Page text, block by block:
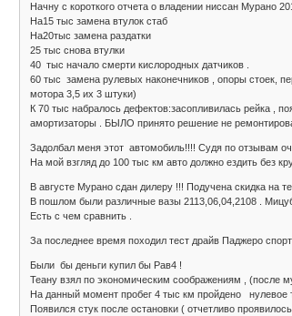
Начну с короткого отчета о владении ниссан Мурано
На15 тыс замена втулок стаб
На20тыс замена раздатки
25 тыс снова втулки
40 тыс начало смерти кислородных датчиков .
60 тыс замена рулевых наконечников , опоры стоек,
мотора 3,5 их 3 штуки)
К 70 тыс набралось дефектов:засопливилась рейка ,
амортизаторы . БЫЛО принято решение не
Задолбал меня этот автомобиль!!!! Судя по отзывам
На мой взгляд до 100 тыс км авто должно ездить без
В августе Мурано сдан дилеру !!! Подучена скидка на
В пошлом были различные вазы 2113,06,04,2108 .
Есть с чем сравнить .
За последнее время походил тест драйв Паджеро
Были бы деньги купил бы Рав4 !
Теану взял по экономическим соображениям , (после
На данный момент пробег 4 тыс км пройдено нулевое
Появился стук после остановки ( отчетливо